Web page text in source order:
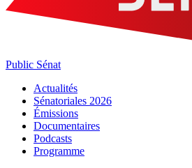
Public Sénat
Actualités
Sénatoriales 2026
Émissions
Documentaires
Podcasts
Programme